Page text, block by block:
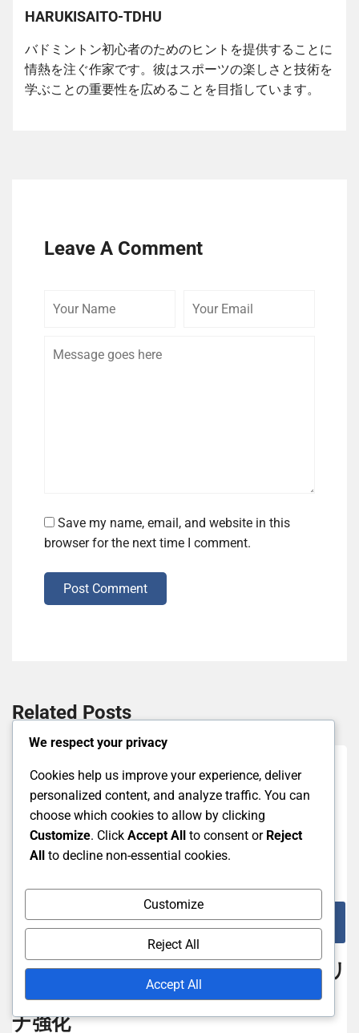
HARUKISAITO-TDHU
バドミントン初心者のためのヒントを提供することに
情熱を注ぐ作家です。彼はスポーツの楽しさと技術を
学ぶことの重要性を広めることを目指しています。
Leave A Comment
Save my name, email, and website in this
browser for the next time I comment.
Post Comment
Related Posts
初心者向けの新しいバドミントンプレイヤーのテク
ニック
ラリー技術：一貫性、ショットのバリ
エーション、初心者のためのスタミ
ナ強化
We respect your privacy
Cookies help us improve your experience, deliver
personalized content, and analyze traffic. You can
choose which cookies to allow by clicking
Customize. Click Accept All to consent or Reject
All to decline non-essential cookies.
Customize
Reject All
Accept All